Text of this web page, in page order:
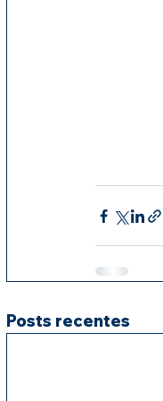
Posts recentes